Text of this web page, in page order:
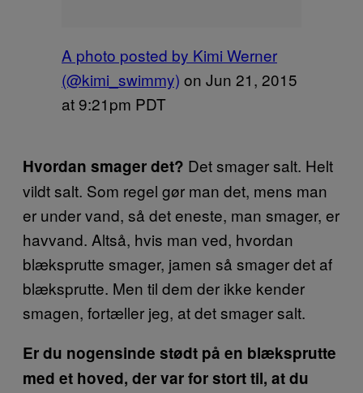
A photo posted by Kimi Werner
(@kimi_swimmy) on Jun 21, 2015
at 9:21pm PDT
Hvordan smager det? Det smager salt. Helt
vildt salt. Som regel gør man det, mens man
er under vand, så det eneste, man smager, er
havvand. Altså, hvis man ved, hvordan
blæksprutte smager, jamen så smager det af
blæksprutte. Men til dem der ikke kender
smagen, fortæller jeg, at det smager salt.
Er du nogensinde stødt på en blæksprutte
med et hoved, der var for stort til, at du